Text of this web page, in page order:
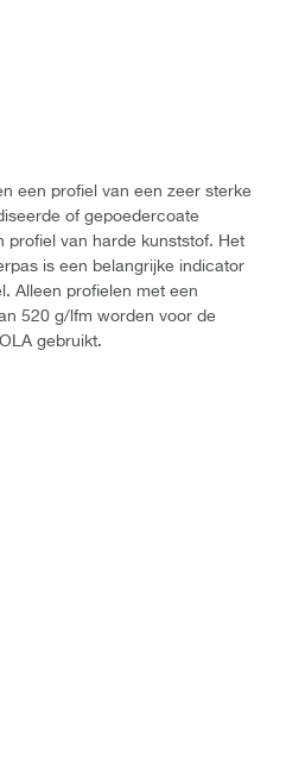
een profiel van een zeer sterke
of gepoedercoate
profiel van harde kunststof. Het
is een belangrijke indicator
Alleen profielen met een
520 g/lfm worden voor de
gebruikt.